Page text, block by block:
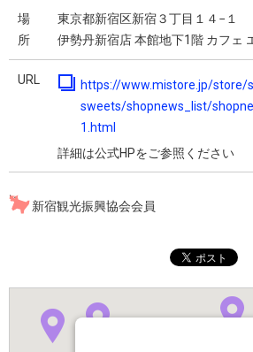
場
所
東京都新宿区新宿３丁目１４−１
伊勢丹新宿店 本館地下1階 カフェ
URL
https://www.mistore.jp/
sweets/shopnews_list/
1.html
詳細は公式HPをご参照ください
新宿観光振興協会会員